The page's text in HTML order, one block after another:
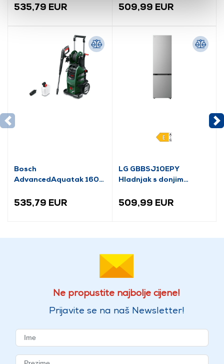
(06008A7800)
535,79 EUR 509,99 EUR
Bosch
AdvancedAquatak 160
(06008A7800)
535,79 EUR
LG GBBSJ10EPY
Hladnjak s donjim
509,99 EUR
Ne propustite najbolje cijene!
Prijavite se na naš Newsletter!